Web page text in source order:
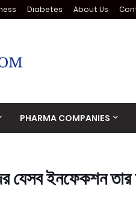
Diabetes About Us
PHARMA COMPANIES
যেসব ইনফেকশন